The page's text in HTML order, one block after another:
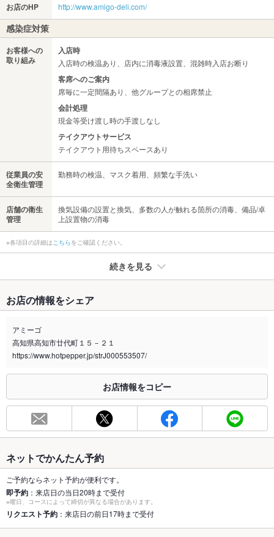
お店のHP http://www.amigo-deli.com/
感染症対策
お客様への
取り組み
入店時
入店時の検温あり、店内に消毒液設置、混雑時入店お断り
客席へのご案内
席毎に一定間隔あり、他グループとの相席禁止
会計処理
現金等受け渡し時の手渡しなし
テイクアウトサービス
テイクアウト用待ちスペースあり
従業員の安
全衛生管理
勤務時の検温、マスク着用、頻繁な手洗い
店舗の衛生
管理
換気設備の設置と換気、多数の人が触れる箇所の消毒、備品/卓
上設置物の消毒
※各項目の詳細は こちらをご確認ください。
続きを見る
禁煙・喫煙
全席禁煙
喫煙専用室 なし
合わせください。
お席
50席(少人数～大人数まで様々なタイプの個室をご用意しており
ます！)
最大宴会収
容人数
50人(2階フロアは30名様～貸切OK★)
個室
あり ：6～12名様まで/13～20名様程度まで※アコーディオンカ
ーテンでの仕切りあり
お店の情報をシェア
アミーゴ
高知県高知市廿代町１５－２１
https://www.hotpepper.jp/strJ000553507/
お店情報をコピー
ネットでかんたん予約
ご予約ならネット予約が便利です。
即予約 ：来店日の当日20時まで受付
※曜日、コースによって締切が異なる場合があります。
リクエスト予約 ：来店日の前日17時まで受付